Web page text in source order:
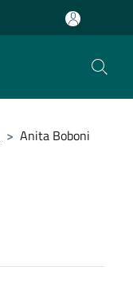
> Anita Boboni